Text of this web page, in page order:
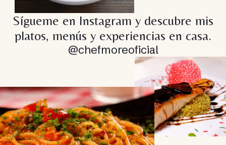
Sígueme en Instagram y descubre mis
platos, menús y experiencias en casa.
@chefmoreoficial